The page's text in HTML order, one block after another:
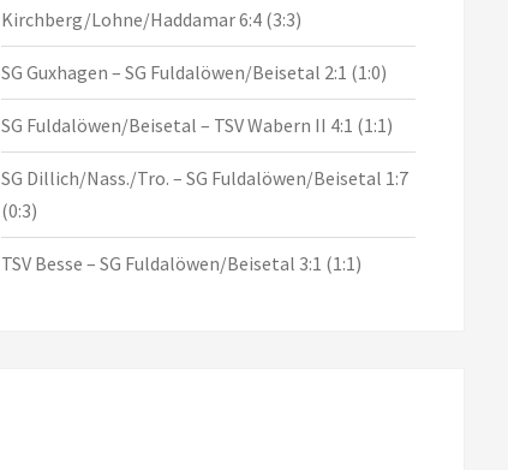
Kirchberg/Lohne/Haddamar 6:4 (3:3)
SG Guxhagen – SG Fuldalöwen/Beisetal 2:1 (1:0)
SG Fuldalöwen/Beisetal – TSV Wabern II 4:1 (1:1)
SG Dillich/Nass./Tro. – SG Fuldalöwen/Beisetal 1:7
(0:3)
TSV Besse – SG Fuldalöwen/Beisetal 3:1 (1:1)